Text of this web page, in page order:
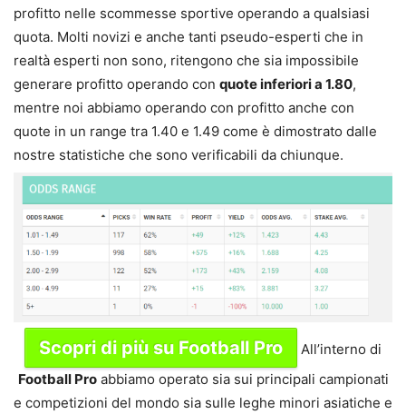
profitto nelle scommesse sportive operando a qualsiasi
quota. Molti novizi e anche tanti pseudo-esperti che in
realtà esperti non sono, ritengono che sia impossibile
generare profitto operando con quote inferiori a 1.80,
mentre noi abbiamo operando con profitto anche con
quote in un range tra 1.40 e 1.49 come è dimostrato dalle
nostre statistiche che sono verificabili da chiunque.
Scopri di più su Football Pro
All’interno di
Football Proabbiamo operato sia sui principali campionati
e competizioni del mondo sia sulle leghe minori asiatiche e